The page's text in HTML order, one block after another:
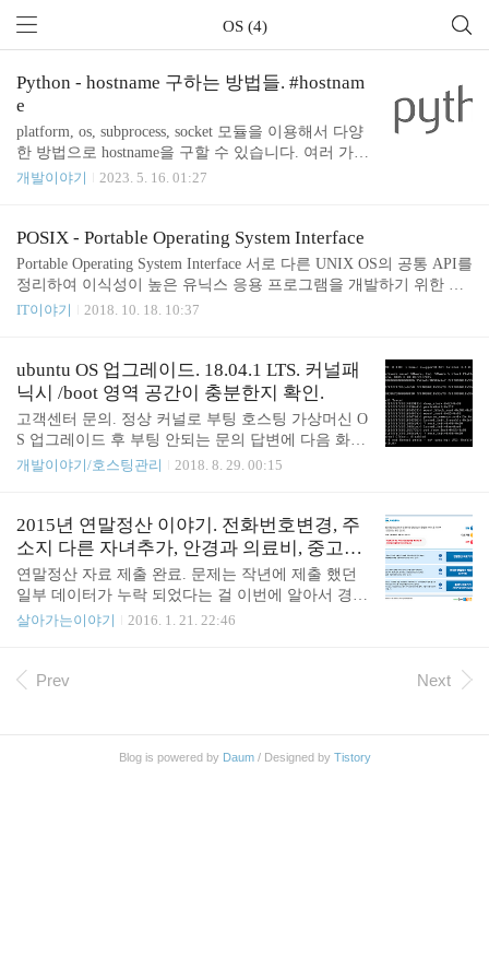
OS (4)
Python - hostname 구하는 방법들. #hostnam
e
platform, os, subprocess, socket 모듈을 이용해서 다양
한 방법으로 hostname을 구할 수 있습니다. 여러 가지
방법이 있지만 socket.gethostname()으로 구하는 방법
ame_platform2(): import platform return platform.unam
e()[1] def get_hostname_os1(): import os return os.unam
e().nodename def get_hostname_os2(): import os return
개발이야기 2023. 5. 16. 01:27
POSIX - Portable Operating System Interface
Portable Operating System Interface 서로 다른 UNIX OS의 공통 API를
정리하여 이식성이 높은 유닉스 응용 프로그램을 개발하기 위한 목
적으로 IEEE가 책정한 애플리케이션 인터페이스 규격이다. POSIX
뿐 아니라, 프로세스 환경, 파일과 디렉터리, 시스템 데이터베이스
(암호 파일 등), tar 압축 포맷 등 다양한 분야를 아우른다. 출처: http
s://ko.wikipedia.org/wiki/POSIX 기타 Unix time https://en.wikipedia.or
g/wiki/Unix_time Unix Time (POSIX time 이나 ..
IT이야기 2018. 10. 18. 10:37
ubuntu OS 업그레이드. 18.04.1 LTS. 커널패
닉시 /boot 영역 공간이 충분한지 확인.
고객센터 문의. 정상 커널로 부팅 호스팅 가상머신 O
S 업그레이드 후 부팅 안되는 문의 답변에 다음 화면
을 보내주셨다. not syncing: VFS: Unable to mount roo
의. 네트워크 장치명 변경 그런데 여전히 안된다. 다
시 문의 넣어 보니 네트워크 장치명이 바뀌어서 접속
이 안되는 것이라고 하며 다시 조치를 취해 주었다. i
fconfig 해 보니 ens32 장치가 잡혀 있는 것이 보인다.
보통 eth0 같은것인데 좀 생소하다. 이전에는 뭐였는
지는 모르겠다. ens32: flags=4163 mtu 1500 inet 115.7
개발이야기/호스팅관리 2018. 8. 29. 00:15
2015년 연말정산 이야기. 전화번호변경, 주
소지 다른 자녀추가, 안경과 의료비, 중고자
동차, 관리비
연말정산 자료 제출 완료. 문제는 작년에 제출 했던
일부 데이터가 누락 되었다는 걸 이번에 알아서 경정
청구기간에 작년걸 다시 제출 해 볼까 한다. 연말정
전에는 yesone.go.kr 라는 연말정산간소화 사이트가
않았지만 회사에 제출 하던 걸 온라인에서 제출 할
살아가는이야기 2016. 1. 21. 22:46
Prev Next
Blog is powered by Daum/ Designed by Tistory